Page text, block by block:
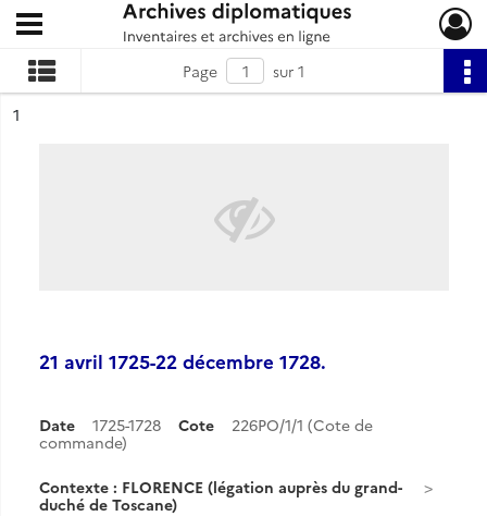
Archives diplomatiques
Ouvrir le menu déroulant
Page
sur 1
n°
1
21 avril 1725-22 décembre 1728.
Date 1725-1728 Cote
226PO/1/1 (Cote de
commande)
Contexte : FLORENCE (légation auprès du grand-
duché de Toscane)